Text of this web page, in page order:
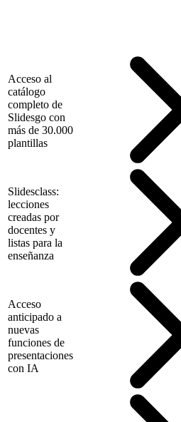
Acceso al
catálogo
completo de
Slidesgo con
más de 30.000
plantillas
Slidesclass:
lecciones
creadas por
docentes y
listas para la
enseñanza
Acceso
anticipado a
nuevas
funciones de
presentaciones
con IA